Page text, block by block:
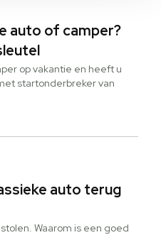
auto of camper?
op vakantie en heeft u
startonderbreker van
auto terug
Waarom is een goed